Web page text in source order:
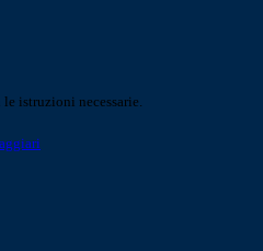
istruzioni necessarie.